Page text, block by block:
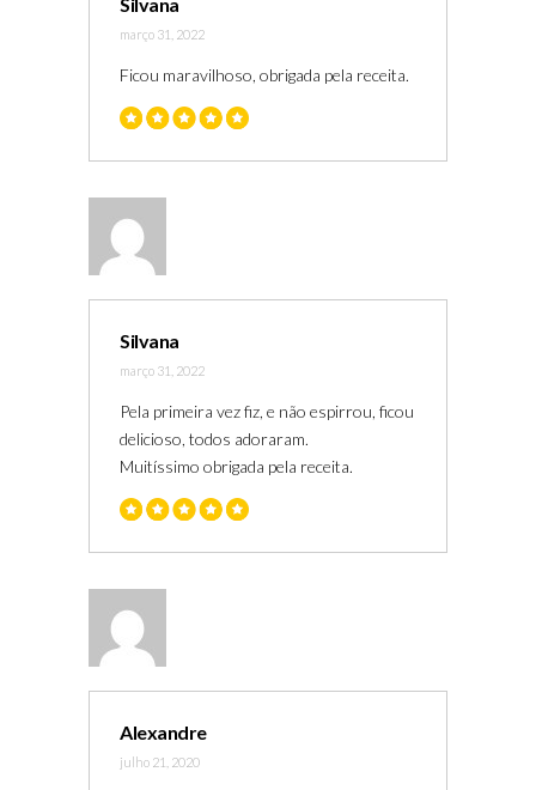
março 31, 2022
Ficou maravilhoso, obrigada pela receita.
Silvana
março 31, 2022
Pela primeira vez fiz, e não espirrou, ficou
delicioso, todos adoraram.
Muitíssimo obrigada pela receita.
Alexandre
julho 21, 2020